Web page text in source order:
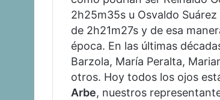
2h25m35s u Osvaldo
de 2h21m27s y de esa
época. En las últimas
Barzola, María Peralta,
otros. Hoy todos los ojos
Arbe, nuestros